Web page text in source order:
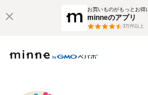
お買いものがもっとお得
minneのアプリ
3万件以上